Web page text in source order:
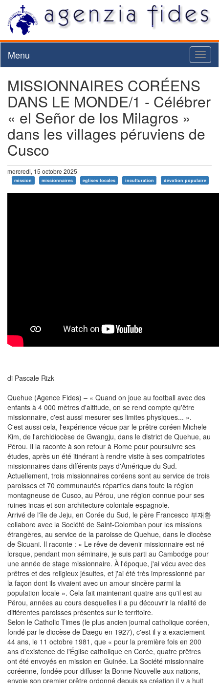
Menu
MISSIONNAIRES CORÉENS
DANS LE MONDE/1 - Célébrer
« el Señor de los Milagros »
dans les villages péruviens de
Cusco
mercredi, 15 octobre 2025
mission missionnaires eglises locales inculturation dévotion populaire
di Pascale Rizk
Quehue (Agence Fides) – « Quand on joue au football avec des
enfants à 4 000 mètres d'altitude, on se rend compte qu'être
missionnaire, c'est aussi mesurer ses limites physiques... ».
C'est aussi cela, l'expérience vécue par le prêtre coréen Michele
Kim, de l'archidiocèse de Gwangju, dans le district de Quehue, au
Pérou. Il la raconte à son retour à Rome pour poursuivre ses
études, après un été itinérant à rendre visite à ses compatriotes
missionnaires dans différents pays d'Amérique du Sud.
Actuellement, trois missionnaires coréens sont au service de trois
paroisses et 70 communautés réparties dans toute la région
montagneuse de Cusco, au Pérou, une région connue pour ses
ruines incas et son architecture coloniale espagnole.
Arrivé de l'île de Jeju, en Corée du Sud, le père Francesco 부재환
collabore avec la Société de Saint-Colomban pour les missions
étrangères, au service de la paroisse de Quehue, dans le diocèse
de Sicuani. Il raconte : « Le rêve de devenir missionnaire est né
lorsque, pendant mon séminaire, je suis parti au Cambodge pour
une année de stage missionnaire. À l'époque, j'ai vécu avec des
prêtres et des religieux jésuites, et j'ai été très impressionné par
la façon dont ils vivaient avec un amour sincère parmi la
population locale ». Cela fait maintenant quatre ans qu'il est au
Pérou, années au cours desquelles il a pu découvrir la réalité de
différentes paroisses présentes sur le territoire.
Selon le Catholic Times (le plus ancien journal catholique coréen,
fondé par le diocèse de Daegu en 1927), c'est il y a exactement
44 ans, le 11 octobre 1981, que « pour la première fois en 200
ans d'existence de l'Église catholique en Corée, quatre prêtres
ont été envoyés en mission en Guinée. La Société missionnaire
coréenne, fondée pour diffuser la Bonne Nouvelle aux nations,
envoie son premier prêtre ordonné depuis sa création il y a huit